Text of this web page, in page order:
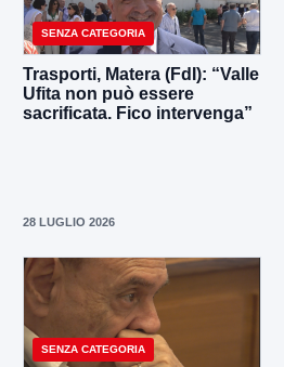
SENZA CATEGORIA
Trasporti, Matera (FdI): “Valle
Ufita non può essere
sacrificata. Fico intervenga”
28 LUGLIO 2026
SENZA CATEGORIA